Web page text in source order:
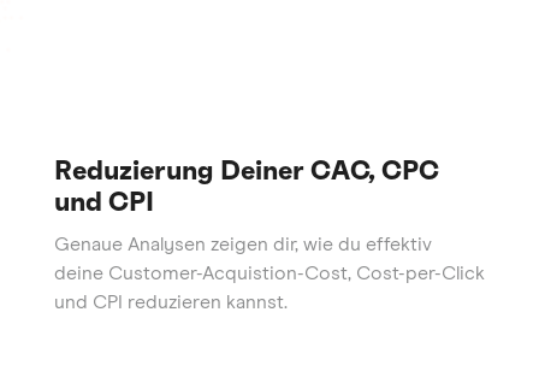
Reduzierung Deiner CAC, CPC
und CPI
Genaue Analysen zeigen dir, wie du effektiv
deine Customer-Acquistion-Cost, Cost-per-Click
und CPI reduzieren kannst.